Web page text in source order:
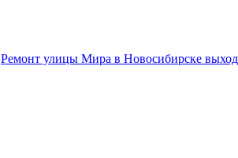
Ремонт улицы Мира в Новосибирске